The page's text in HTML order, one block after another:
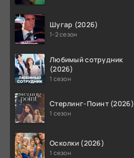
Шугар (2026)
1-2 сезон
Любимый сотрудник
(2026)
1 сезон
Стерлинг-Поинт (2026)
1 сезон
Осколки (2026)
1 сезон